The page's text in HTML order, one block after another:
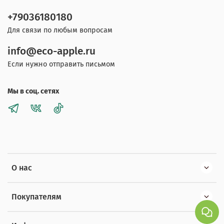
О нас
Покупателям
+79036180180
Для связи по любым вопросам
info@eco-apple.ru
Если нужно отправить письмом
Мы в соц. сетях